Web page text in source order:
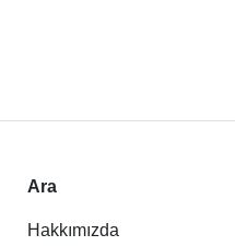
Ara
Hakkımızda